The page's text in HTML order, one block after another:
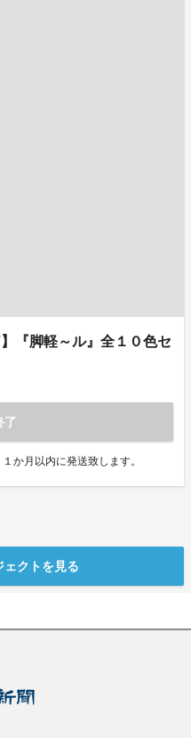
『脚軽～ル』全１０色セ
了
か月以内に発送致します。
ェクトを見る